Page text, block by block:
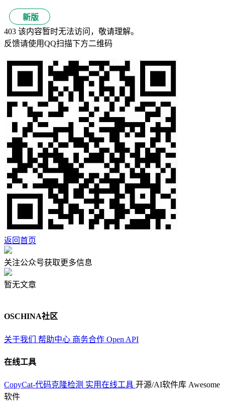
新版
403 该内容暂时无法访问，敬请理解。
反馈请使用QQ扫描下方二维码
返回首页
关注公众号获取更多信息
暂无文章
OSCHINA社区
关于我们 帮助中心 商务合作 Open API
在线工具
CopyCat-代码克隆检测 实用在线工具 开源/AI软件库 Awesome
软件